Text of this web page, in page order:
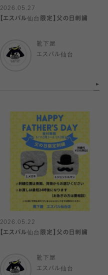
2026.05.27
【エスパル仙台限定】父の日刺繍
靴下屋
エスパル仙台
2026.05.22
【エスパル仙台限定】父の日刺繍
靴下屋
エスパル仙台